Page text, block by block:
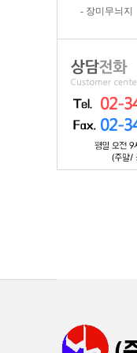
- 장미무늬지